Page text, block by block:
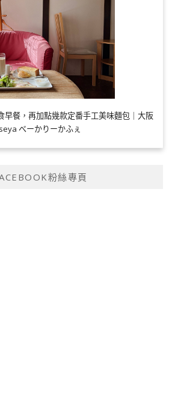
早餐，再加點幾款定番手工美味麵包｜大阪
べーかりーかふぇ
粉絲專頁